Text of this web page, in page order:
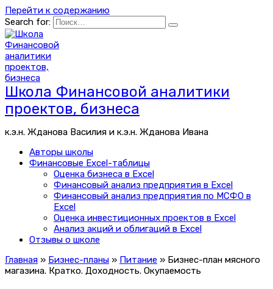
Перейти к содержанию
Search for:
Школа Финансовой аналитики
проектов, бизнеса
к.э.н. Жданова Василия и к.э.н. Жданова Ивана
Авторы школы
Финансовые Excel-таблицы
Оценка бизнеса в Excel
Финансовый анализ предприятия в Excel
Финансовый анализ предприятия по МСФО в
Excel
Оценка инвестиционных проектов в Excel
Анализ акций и облигаций в Excel
Отзывы о школе
Главная » Бизнес-планы » Питание » Бизнес-план мясного
магазина. Кратко. Доходность. Окупаемость